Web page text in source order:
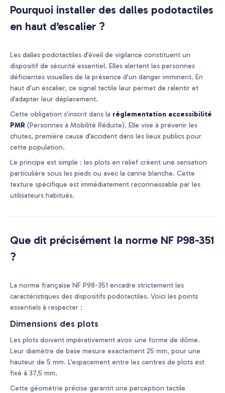
Pourquoi installer des dalles podotactiles
en haut d’escalier ?
Les dalles podotactiles d’éveil de vigilance constituent un
dispositif de sécurité essentiel. Elles alertent les personnes
déficientes visuelles de la présence d’un danger imminent. En
haut d’un escalier, ce signal tactile leur permet de ralentir et
d’adapter leur déplacement.
Cette obligation s’inscrit dans la réglementation accessibilité
PMR (Personnes à Mobilité Réduite). Elle vise à prévenir les
chutes, première cause d’accident dans les lieux publics pour
cette population.
Le principe est simple : les plots en relief créent une sensation
particulière sous les pieds ou avec la canne blanche. Cette
texture spécifique est immédiatement reconnaissable par les
utilisateurs habitués.
Que dit précisément la norme NF P98-351
?
La norme française NF P98-351 encadre strictement les
caractéristiques des dispositifs podotactiles. Voici les points
essentiels à respecter :
Dimensions des plots
Les plots doivent impérativement avoir une forme de dôme.
Leur diamètre de base mesure exactement 25 mm, pour une
hauteur de 5 mm. L’espacement entre les centres de plots est
fixé à 37,5 mm.
Cette géométrie précise garantit une perception tactile